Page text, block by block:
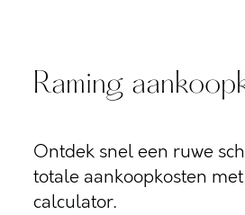
Raming
Ontdek snel een ruwe
totale aankoopkosten
calculator.